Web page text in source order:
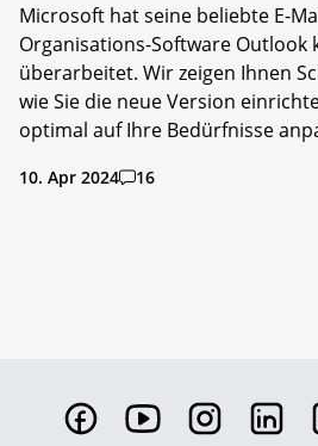
Microsoft hat seine beliebte E-
Organisations-Software Outlook
überarbeitet. Wir zeigen Ihnen
wie Sie die neue Version
optimal auf Ihre Bedürfnisse
10. Apr 2024 16